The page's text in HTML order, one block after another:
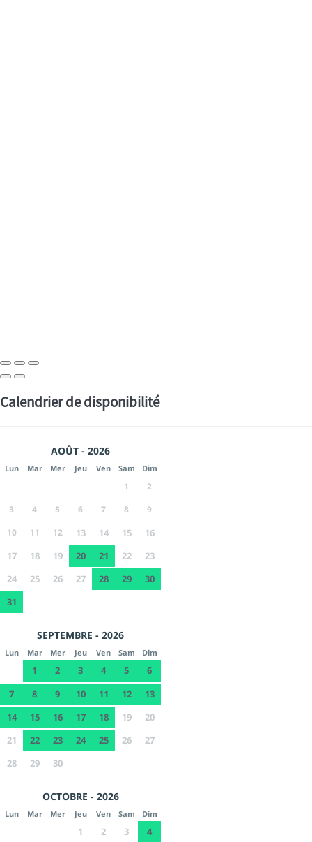
Calendrier de disponibilité
AOÛT - 2026
Lun Mar Mer Jeu Ven Sam Dim
1
2
3
4 5 6 7 8
9
10
11 12 13 14 15
16
17
18 19 20 21 22
23
24
25 26 27 28 29
30
31
SEPTEMBRE - 2026
Lun Mar Mer Jeu Ven Sam Dim
1 2 3 4 5
6
7
8 9 10 11 12
13
14
15 16 17 18 19
20
21
22 23 24 25 26
27
28
29 30
OCTOBRE - 2026
Lun Mar Mer Jeu Ven Sam Dim
1 2 3
4